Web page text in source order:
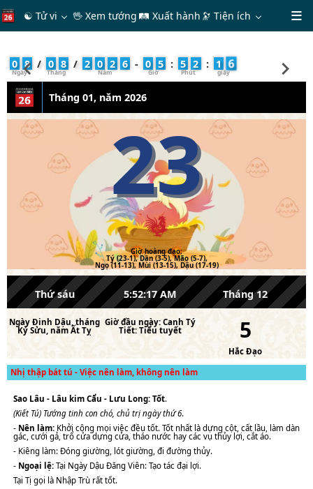
☯ Tử vi 🖖 Xem tướng 🛤 Xuất hành 🔭Tiện ích
0 8 / 0 8 / 2 0 2 6 - 0 5 : 5 2 : 1 7
Tháng 01, năm 2026
23
Giờ hoàng đạo:
Tý (23-1), Dần (3-5), Mão (5-7),
Ngọ (11-13), Mùi (13-15), Dậu (17-19)
Thứ sáu 5:52:17 AM Tháng 12
NgàyĐinh Dậu , tháng
Kỷ Sửu , nămẤt Tỵ
Giờ đầu ngày: Canh Tý
Tiết: Tiểu tuyết 5
Hắc Đạo
Nhị thập bát tú - Việc nên làm, không nên làm
Sao Lâu - Lâu kim Cẩu - Lưu Long: Tốt.
(Kiết Tú) Tướng tinh con chó, chủ trị ngày thứ 6.
- Nên làm: Khởi công mọi việc đều tốt. Tốt nhất là dựng cột, cất lầu, làm dàn
gác, cưới gả, trổ cửa dựng cửa, tháo nước hay các vụ thủy lợi, cắt áo.
- Kiêng làm: Đóng giường, lót giường, đi đường thủy.
- Ngoại lệ: Tại Ngày Dậu Đăng Viên: Tạo tác đại lợi.
Tại Tị gọi là Nhập Trù rất tốt.